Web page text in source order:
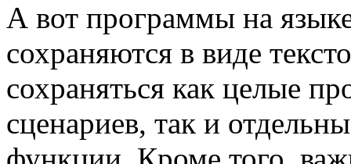
А вот программы на
сохраняются в виде
сохраняться как целые
сценариев, так и